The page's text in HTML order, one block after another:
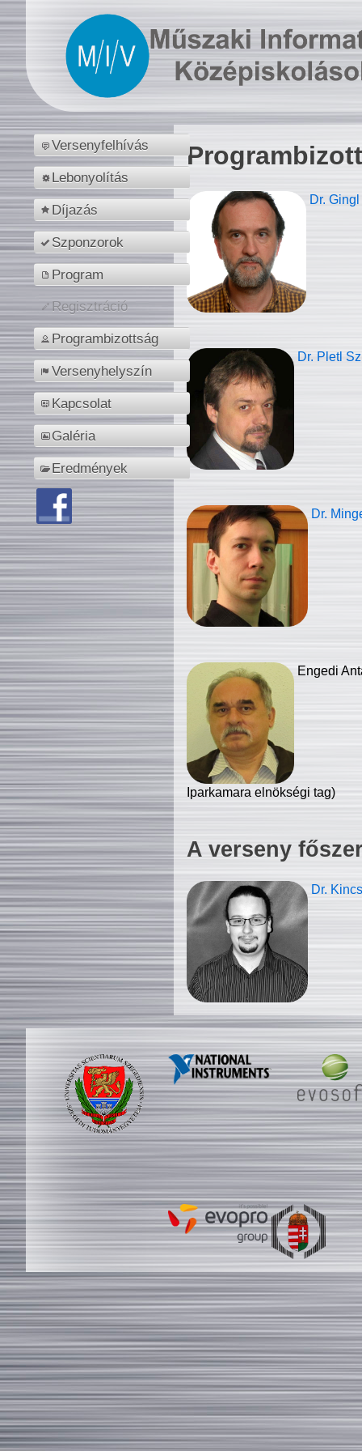
Versenyfelhívás
Lebonyolítás
Díjazás
Szponzorok
Program
Regisztráció
Programbizottság
Versenyhelyszín
Kapcsolat
Galéria
Eredmények
Dr.
Dr. Pletl
Dr.
Engedi
Iparkamara elnökségi tag)
A verseny
Dr.